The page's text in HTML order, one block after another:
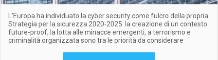
L'Europa ha individuato la cyber security come fulcro della propria
Strategia per la sicurezza 2020-2025: la creazione di un contesto
future-proof, la lotta alle minacce emergenti, a terrorismo e
criminalità organizzata sono tra le priorità da considerare